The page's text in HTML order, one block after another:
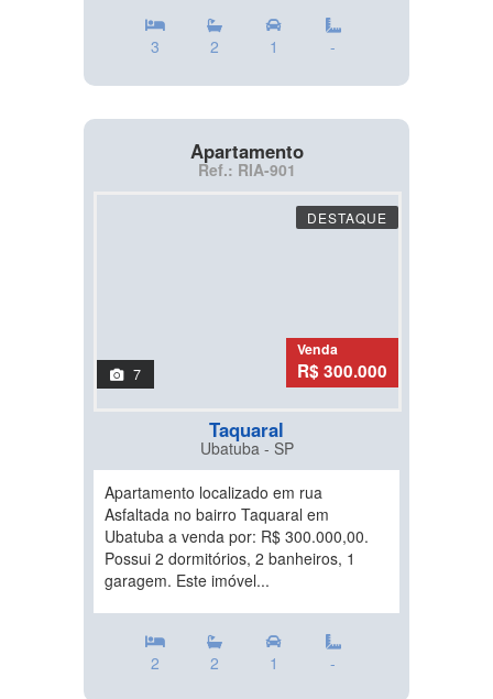
3 2 1 -
Apartamento
Ref.: RIA-901
DESTAQUE
7
Venda
R$ 300.000
Taquaral
Ubatuba - SP
Apartamento localizado em rua
Asfaltada no bairro Taquaral em
Ubatuba a venda por: R$ 300.000,00.
Possui 2 dormitórios, 2 banheiros, 1
garagem. Este imóvel...
2 2 1 -